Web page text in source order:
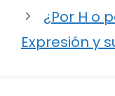
¿Por H o
Expresión y